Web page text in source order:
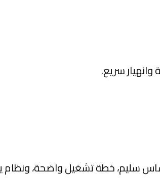
سريع.
سليم، خطة تشغيل واضحة، ونظام